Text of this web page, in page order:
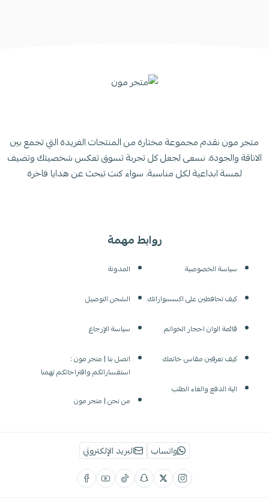
روابط مهمة
سياسة الخصوصية
كيف تحافظين على اكسسواراتك
قائمة الوان احجار الخواتم
كيف تعرفين مقاس خاتمك
الية الدفع والغاء الطلب
المدونة
الشحن التوصيل
سياسة الإرجاع
اتصل بنا | متجر مون :
استفساراتكم واقتراحاتكم تهمنا
من نحن | متجر مون
متجر مون نقدم مجموعة مختارة من المنتجات الفريدة التي تجمع بين
الاناقة والجودة. نسعى لجعل كل تجربة تسوق تعكس شخصيتك وتضيف
لمسة ابداعية لكل مناسبة. سواء كنت تبحث عن هدايا فاخرة
واتساب البريد الإلكتروني